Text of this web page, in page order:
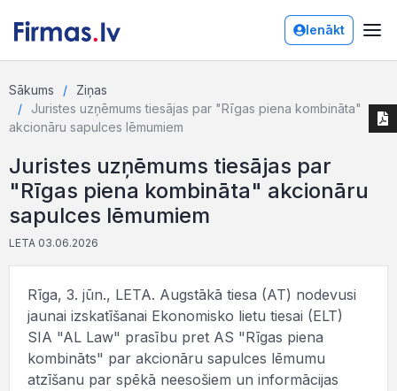
Ienākt
Sākums
Ziņas
Juristes uzņēmums tiesājas par "Rīgas piena kombināta"
akcionāru sapulces lēmumiem
Juristes uzņēmums tiesājas par
"Rīgas piena kombināta" akcionāru
sapulces lēmumiem
LETA 03.06.2026
Rīga, 3. jūn., LETA. Augstākā tiesa (AT) nodevusi
jaunai izskatīšanai Ekonomisko lietu tiesai (ELT)
SIA "AL Law" prasību pret AS "Rīgas piena
kombināts" par akcionāru sapulces lēmumu
atzīšanu par spēkā neesošiem un informācijas